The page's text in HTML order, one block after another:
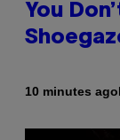
You
10 minutes ago